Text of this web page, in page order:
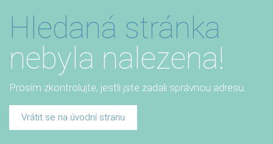
Hledaná stránka
nebyla nalezena!
Prosím zkontrolujte, jestli jste zadali správnou adresu.
Vrátit se na úvodní stranu